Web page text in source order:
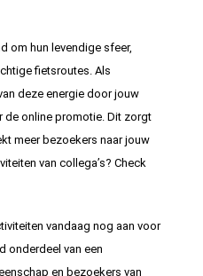
om hun levendige sfeer,
fietsroutes. Als
deze energie door jouw
de online promotie. Dit zorgt
meer bezoekers naar jouw
van collega’s? Check
vandaag nog aan voor
onderdeel van een
en bezoekers van